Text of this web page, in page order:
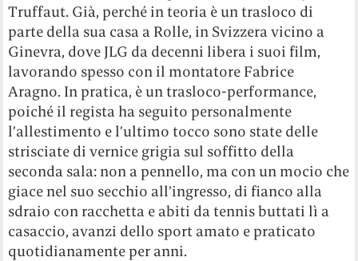
Truffaut. Già, perché in teoria è un trasloco di
parte della sua casa a Rolle, in Svizzera vicino a
Ginevra, dove JLG da decenni libera i suoi film,
lavorando spesso con il montatore Fabrice
Aragno. In pratica, è un trasloco-performance,
poiché il regista ha seguito personalmente
l’allestimento e l’ultimo tocco sono state delle
strisciate di vernice grigia sul soffitto della
seconda sala: non a pennello, ma con un mocio che
giace nel suo secchio all’ingresso, di fianco alla
sdraio con racchetta e abiti da tennis buttati lì a
casaccio, avanzi dello sport amato e praticato
quotidianamente per anni.